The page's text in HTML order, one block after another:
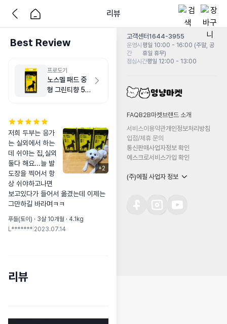
리뷰
Best Review
프로도기
노스멜 패드 중
형 그린티향 50
+2
저희 두부는 응가
는 실외에서 하는
데 쉬야는 집,실외
둘다 해요...늘 발
도장을 찍어서 항
상 쉬야하고나면
보고있다가 들어서 옮겼는데 이제는
그만하길 바라며ㅋㅋ
푸들(토이) · 3살 10개월 · 4.1kg
L******* 2023.07.14
리뷰
고객센터1644-3955
운영시
간
평일 10:00 - 16:00 (주말, 공
휴일 휴무)
점심시간평일 12:00 - 13:00
FAQB2B마켓 브랜드 소개
서비스이용약관개인정보처리방침
입점/제휴 문의
통신판매사업자정보 확인
에스크로서비스가입 확인
(주)에필 사업자 정보